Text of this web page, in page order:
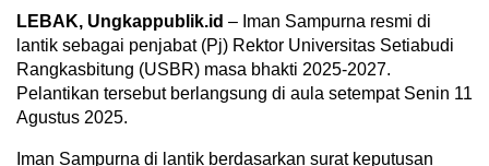
LEBAK, Ungkappublik.id – Iman Sampurna resmi di
lantik sebagai penjabat (Pj) Rektor Universitas Setiabudi
Rangkasbitung (USBR) masa bhakti 2025-2027.
Pelantikan tersebut berlangsung di aula setempat Senin 11
Agustus 2025.
Iman Sampurna di lantik berdasarkan surat keputusan